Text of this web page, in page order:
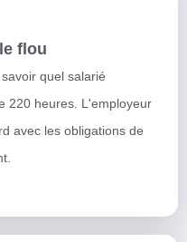
flou
quel salarié
220 heures. L'employeur
avec les obligations de